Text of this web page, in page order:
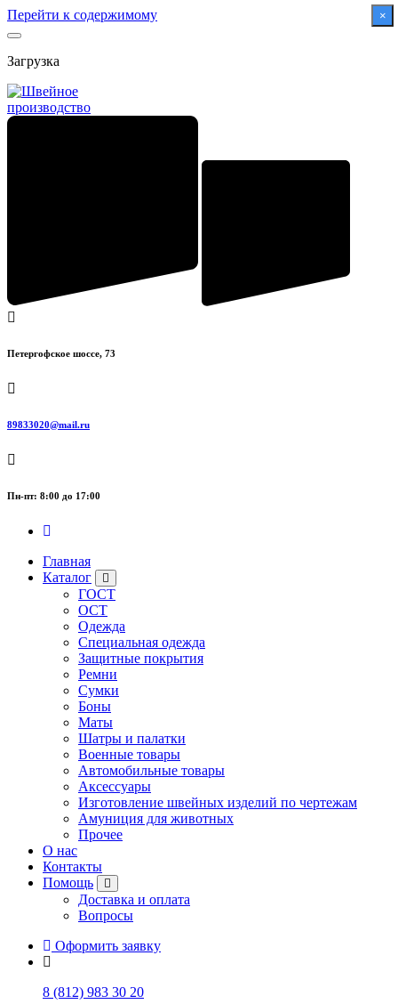
Перейти к содержимому
Загрузка
Петергофское шоссе, 73
89833020@mail.ru
Пн-пт: 8:00 до 17:00
Главная
Каталог
ГОСТ
ОСТ
Одежда
Специальная одежда
Защитные покрытия
Ремни
Сумки
Боны
Маты
Шатры и палатки
Военные товары
Автомобильные товары
Аксессуары
Изготовление швейных изделий по чертежам
Амуниция для животных
Прочее
О нас
Контакты
Помощь
Доставка и оплата
Вопросы
Оформить заявку
8 (812) 983 30 20
×